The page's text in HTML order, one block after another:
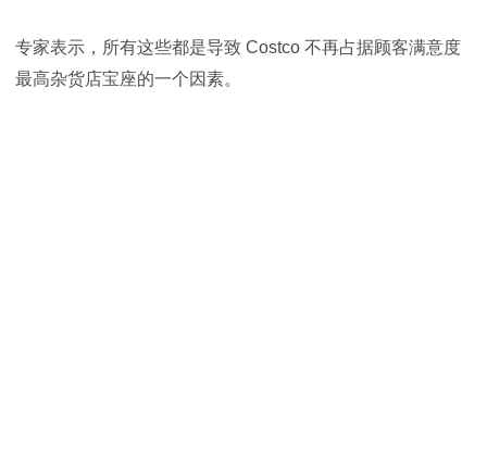
专家表示，所有这些都是导致 Costco 不再占据顾客满意度
最高杂货店宝座的一个因素。